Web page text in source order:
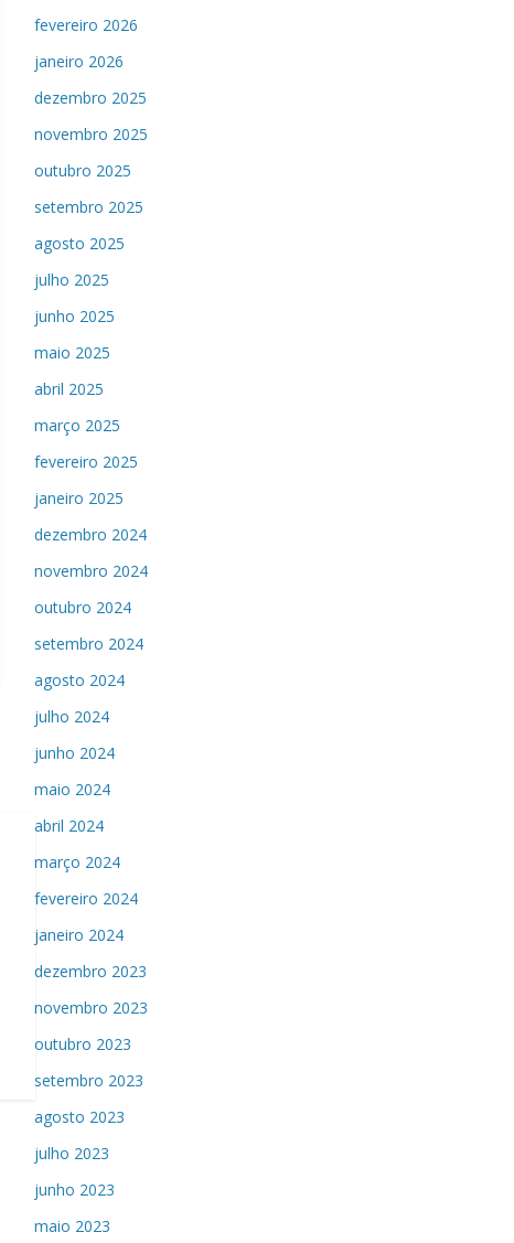
fevereiro 2026
janeiro 2026
dezembro 2025
novembro 2025
outubro 2025
setembro 2025
agosto 2025
julho 2025
junho 2025
maio 2025
abril 2025
março 2025
fevereiro 2025
janeiro 2025
dezembro 2024
novembro 2024
outubro 2024
setembro 2024
agosto 2024
julho 2024
junho 2024
maio 2024
abril 2024
março 2024
fevereiro 2024
janeiro 2024
dezembro 2023
novembro 2023
outubro 2023
setembro 2023
agosto 2023
julho 2023
junho 2023
maio 2023